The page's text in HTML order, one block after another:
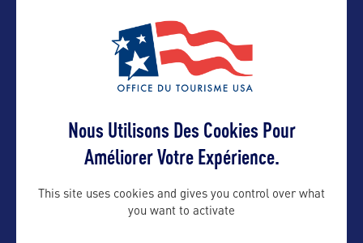
Suivre
Nous Utilisons Des Cookies Pour
Améliorer Votre Expérience.
This site uses cookies and gives you control over what
you want to activate